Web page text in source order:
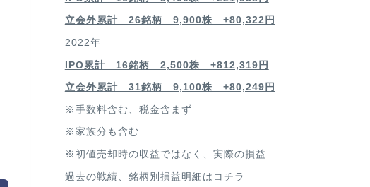
立会外累計 26銘柄 9,900株 +80,322円
2022年
IPO累計 16銘柄 2,500株 +812,319円
立会外累計 31銘柄 9,100株 +80,249円
※手数料含む、税金含まず
※家族分も含む
※初値売却時の収益ではなく、実際の損益
過去の戦績、銘柄別損益明細は コチラ